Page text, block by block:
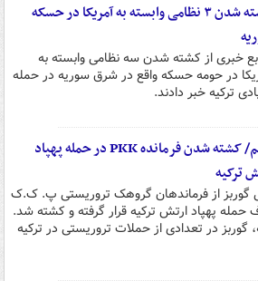
کشته شدن ۳ نظامی وابسته به آمریکا در حسکه
خبری از کشته شدن سه نظامی وابسته به
در حومه حسکه واقع در شرق سوریه در حمله
ترکیه خبر دادند.
فیلم/ کشته شدن فرمانده PKK در حمله پهپاد
ترکیه
گوربز از فرماندهان گروهک تروریستی پ. ک.ک
پهپاد ارتش ترکیه قرار گرفته و کشته شد.
گوربز در تعدادی از حملات تروریستی در ترکیه